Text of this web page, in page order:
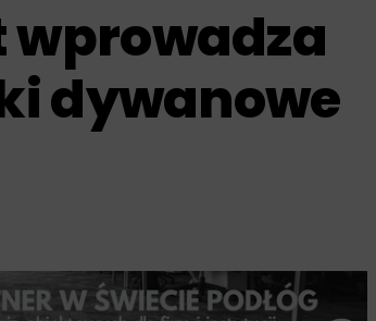
wprowadza
dywanowe